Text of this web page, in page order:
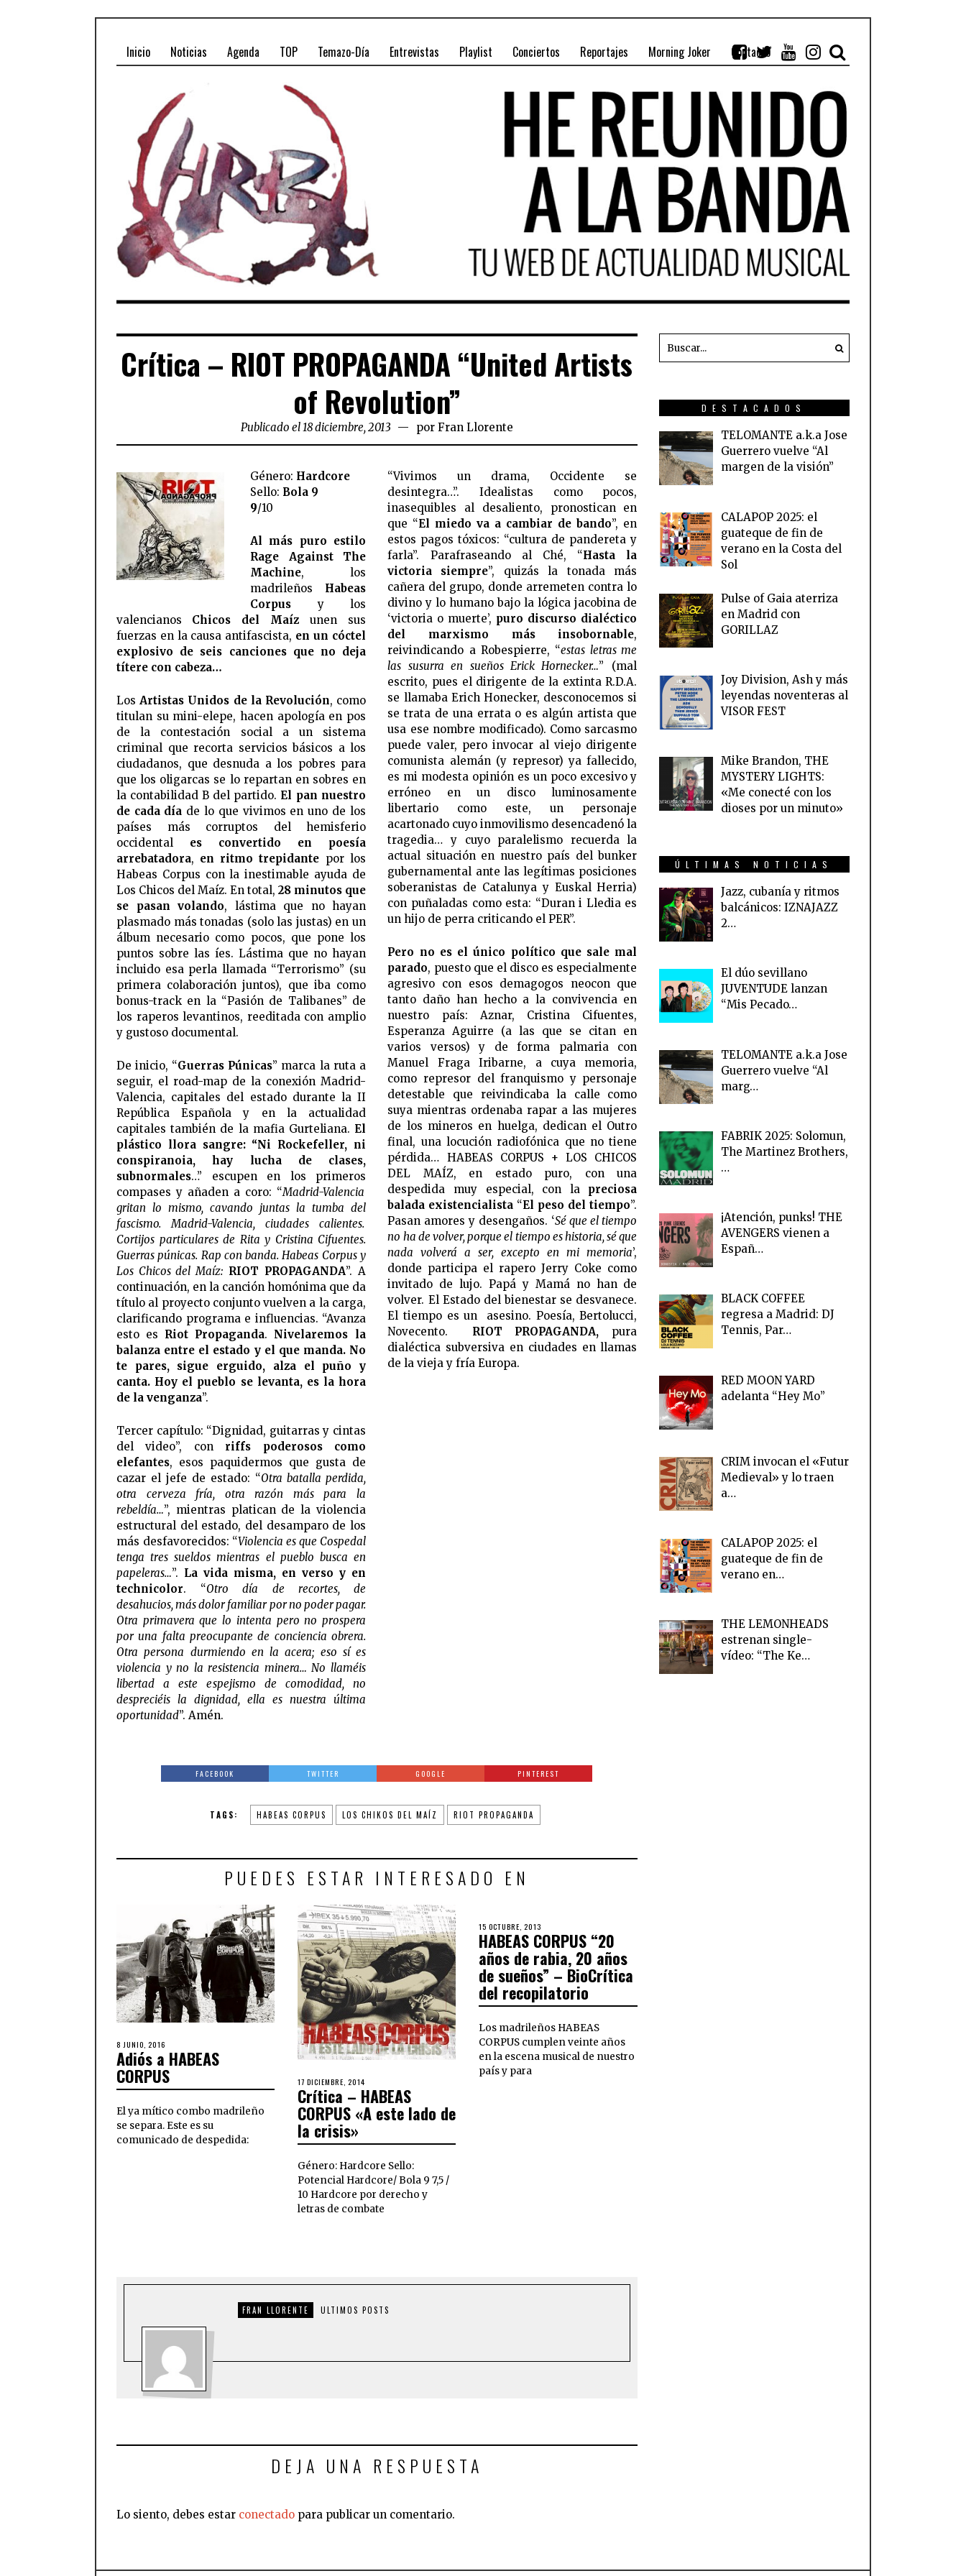
Inicio Noticias Agenda TOP Temazo-Día Entrevistas Playlist Conciertos Reportajes Morning Joker Contacto
Crítica – RIOT PROPAGANDA “United Artists
of Revolution”
Publicado el 18 diciembre, 2013 por Fran Llorente
Género: Hardcore
Sello: Bola 9
9/10
Al más puro estilo
Rage Against The
Machine, los
madrileños Habeas
Corpus y los
valencianos Chicos del Maíz unen sus
fuerzas en la causa antifascista, en un cóctel
explosivo de seis canciones que no deja
títere con cabeza…
Los Artistas Unidos de la Revolución, como
titulan su mini-elepe, hacen apología en pos
de la contestación social a un sistema
criminal que recorta servicios básicos a los
ciudadanos, que desnuda a los pobres para
que los oligarcas se lo repartan en sobres en
la contabilidad B del partido. El pan nuestro
de cada día de lo que vivimos en uno de los
países más corruptos del hemisferio
occidental es convertido en poesía
arrebatadora, en ritmo trepidante por los
Habeas Corpus con la inestimable ayuda de
Los Chicos del Maíz. En total, 28 minutos que
se pasan volando, lástima que no hayan
plasmado más tonadas (solo las justas) en un
álbum necesario como pocos, que pone los
puntos sobre las íes. Lástima que no hayan
incluido esa perla llamada “Terrorismo” (su
primera colaboración juntos), que iba como
bonus-track en la “Pasión de Talibanes” de
los raperos levantinos, reeditada con amplio
y gustoso documental.
De inicio, “Guerras Púnicas” marca la ruta a
seguir, el road-map de la conexión Madrid-
Valencia, capitales del estado durante la II
República Española y en la actualidad
capitales también de la mafia Gurteliana. El
plástico llora sangre: “Ni Rockefeller, ni
conspiranoia, hay lucha de clases,
subnormales…” escupen en los primeros
compases y añaden a coro: “Madrid-Valencia
gritan lo mismo, cavando juntas la tumba del
fascismo. Madrid-Valencia, ciudades calientes.
Cortijos particulares de Rita y Cristina Cifuentes.
Guerras púnicas. Rap con banda. Habeas Corpus y
Los Chicos del Maíz: RIOT PROPAGANDA”. A
continuación, en la canción homónima que da
título al proyecto conjunto vuelven a la carga,
clarificando programa e influencias. “Avanza
esto es Riot Propaganda. Nivelaremos la
balanza entre el estado y el que manda. No
te pares, sigue erguido, alza el puño y
canta. Hoy el pueblo se levanta, es la hora
de la venganza”.
Tercer capítulo: “Dignidad, guitarras y cintas
del video”, con riffs poderosos como
elefantes, esos paquidermos que gusta de
cazar el jefe de estado: “Otra batalla perdida,
otra cerveza fría, otra razón más para la
rebeldía…”, mientras platican de la violencia
estructural del estado, del desamparo de los
más desfavorecidos: “Violencia es que Cospedal
tenga tres sueldos mientras el pueblo busca en
papeleras…”. La vida misma, en verso y en
technicolor. “Otro día de recortes, de
desahucios, más dolor familiar por no poder pagar.
Otra primavera que lo intenta pero no prospera
por una falta preocupante de conciencia obrera.
Otra persona durmiendo en la acera; eso sí es
violencia y no la resistencia minera… No llaméis
libertad a este espejismo de comodidad, no
despreciéis la dignidad, ella es nuestra última
oportunidad”. Amén.
“Vivimos un drama, Occidente se
desintegra…”. Idealistas como pocos,
inasequibles al desaliento, pronostican en
que “El miedo va a cambiar de bando”, en
estos pagos tóxicos: “cultura de pandereta y
farla”. Parafraseando al Ché, “Hasta la
victoria siempre”, quizás la tonada más
cañera del grupo, donde arremeten contra lo
divino y lo humano bajo la lógica jacobina de
‘victoria o muerte’, puro discurso dialéctico
del marxismo más insobornable,
reivindicando a Robespierre, “estas letras me
las susurra en sueños Erick Hornecker…” (mal
escrito, pues el dirigente de la extinta R.D.A.
se llamaba Erich Honecker, desconocemos si
se trata de una errata o es algún artista que
usa ese nombre modificado). Como sarcasmo
puede valer, pero invocar al viejo dirigente
comunista alemán (y represor) ya fallecido,
es mi modesta opinión es un poco excesivo y
erróneo en un disco luminosamente
libertario como este, un personaje
acartonado cuyo inmovilismo desencadenó la
tragedia… y cuyo paralelismo recuerda la
actual situación en nuestro país del bunker
gubernamental ante las legítimas posiciones
soberanistas de Catalunya y Euskal Herria)
con puñaladas como esta: “Duran i Lledia es
un hijo de perra criticando el PER”.
Pero no es el único político que sale mal
parado, puesto que el disco es especialmente
agresivo con esos demagogos neocon que
tanto daño han hecho a la convivencia en
nuestro país: Aznar, Cristina Cifuentes,
Esperanza Aguirre (a las que se citan en
varios versos) y de forma palmaria con
Manuel Fraga Iribarne, a cuya memoria,
como represor del franquismo y personaje
detestable que reivindicaba la calle como
suya mientras ordenaba rapar a las mujeres
de los mineros en huelga, dedican el Outro
final, una locución radiofónica que no tiene
pérdida… HABEAS CORPUS + LOS CHICOS
DEL MAÍZ, en estado puro, con una
despedida muy especial, con la preciosa
balada existencialista “El peso del tiempo”.
Pasan amores y desengaños. ‘Sé que el tiempo
no ha de volver, porque el tiempo es historia, sé que
nada volverá a ser, excepto en mi memoria’,
donde participa el rapero Jerry Coke como
invitado de lujo. Papá y Mamá no han de
volver. El Estado del bienestar se desvanece.
El tiempo es un asesino. Poesía, Bertolucci,
Novecento. RIOT PROPAGANDA, pura
dialéctica subversiva en ciudades en llamas
de la vieja y fría Europa.
FACEBOOK TWITTER GOOGLE PINTEREST
TAGS: HABEAS CORPUS LOS CHIKOS DEL MAÍZ RIOT PROPAGANDA
PUEDES ESTAR INTERESADO EN
8 JUNIO, 2016
Adiós a HABEAS
CORPUS
El ya mítico combo madrileño
se separa. Este es su
comunicado de despedida:
17 DICIEMBRE, 2014
Crítica – HABEAS
CORPUS «A este lado de
la crisis»
Género: Hardcore Sello:
Potencial Hardcore/ Bola 9 7,5 /
10 Hardcore por derecho y
letras de combate
15 OCTUBRE, 2013
HABEAS CORPUS “20
años de rabia, 20 años
de sueños” – BioCrítica
del recopilatorio
Los madrileños HABEAS
CORPUS cumplen veinte años
en la escena musical de nuestro
país y para
FRAN LLORENTE ULTIMOS POSTS
DEJA UNA RESPUESTA
Lo siento, debes estar conectado para publicar un comentario.
DESTACADOS
TELOMANTE a.k.a Jose
Guerrero vuelve “Al
margen de la visión”
CALAPOP 2025: el
guateque de fin de
verano en la Costa del
Sol
Pulse of Gaia aterriza
en Madrid con
GORILLAZ
Joy Division, Ash y más
leyendas noventeras al
VISOR FEST
Mike Brandon, THE
MYSTERY LIGHTS:
«Me conecté con los
dioses por un minuto»
ÚLTIMAS NOTICIAS
Jazz, cubanía y ritmos
balcánicos: IZNAJAZZ
2…
El dúo sevillano
JUVENTUDE lanzan
“Mis Pecado…
TELOMANTE a.k.a Jose
Guerrero vuelve “Al
marg…
FABRIK 2025: Solomun,
The Martinez Brothers,
…
¡Atención, punks! THE
AVENGERS vienen a
Españ…
BLACK COFFEE
regresa a Madrid: DJ
Tennis, Par…
RED MOON YARD
adelanta “Hey Mo”
CRIM invocan el «Futur
Medieval» y lo traen
a…
CALAPOP 2025: el
guateque de fin de
verano en…
THE LEMONHEADS
estrenan single-
vídeo: “The Ke…